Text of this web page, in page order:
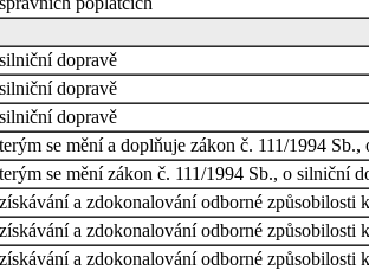
dopravě
dopravě
dopravě
se mění a doplňuje zákon č. 111/1994
se mění zákon č. 111/1994 Sb., o silniční
a zdokonalování odborné
a zdokonalování odborné
a zdokonalování odborné